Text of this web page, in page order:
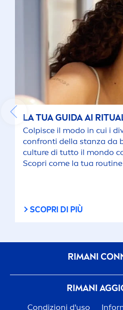
LA TUA GUIDA AI
Colpisce il modo in cui i
confronti della stanza da
culture di tutto il mondo
Scopri come la tua
SCOPRI DI PIÙ
RIMANI
Condizioni d'uso
RIMANI